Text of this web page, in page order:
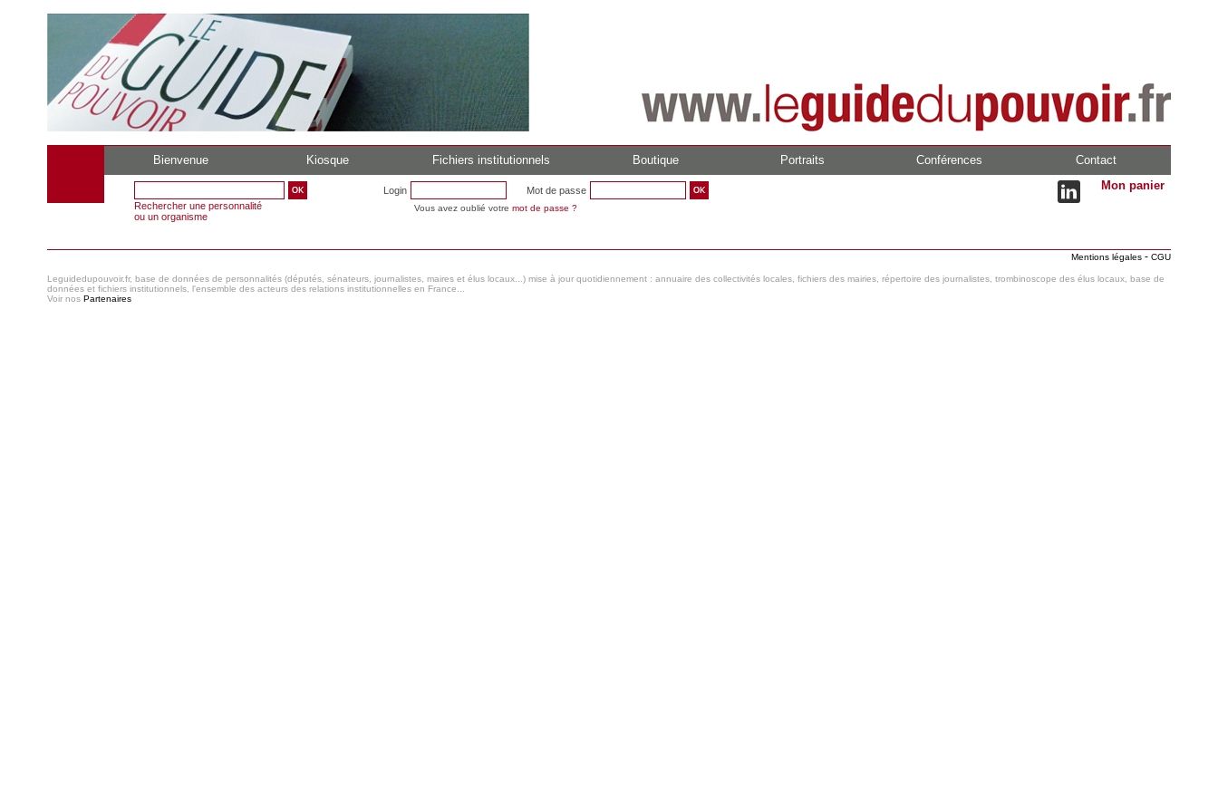
Bienvenue Kiosque Fichiers institutionnels Boutique Portraits Conférences Contact
Rechercher une personnalité
ou un organisme
Login Mot de passe
Vous avez oublié votre mot de passe ?
Mon panier
Mentions légales - CGU
Leguidedupouvoir.fr, base de données de personnalités (députés, sénateurs, journalistes, maires et élus locaux...) mise à jour quotidiennement : annuaire des collectivités locales, fichiers des mairies, répertoire des journalistes, trombinoscope des élus locaux, base de
données et fichiers institutionnels, l'ensemble des acteurs des relations institutionnelles en France...
Voir nos Partenaires